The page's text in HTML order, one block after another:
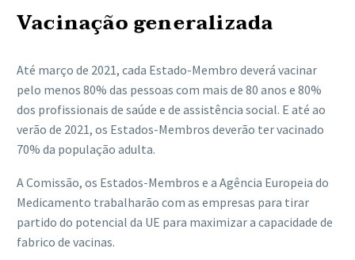
Vacinação generalizada
Até março de 2021, cada Estado-Membro deverá vacinar
pelo menos 80% das pessoas com mais de 80 anos e 80%
dos profissionais de saúde e de assistência social. E até ao
verão de 2021, os Estados-Membros deverão ter vacinado
70% da população adulta.
A Comissão, os Estados-Membros e a Agência Europeia do
Medicamento trabalharão com as empresas para tirar
partido do potencial da UE para maximizar a capacidade de
fabrico de vacinas.